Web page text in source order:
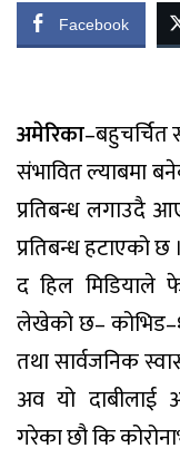
Facebook
अमेरिका
संभावित ल्याबमा
प्रतिबन्ध लगाउदै
प्रतिबन्ध हटाएको छ ।
द हिल मिडियाले
लेखेको छ–
तथा सार्वजनिक
अव यो दाबीलाई
गरेका छौ कि